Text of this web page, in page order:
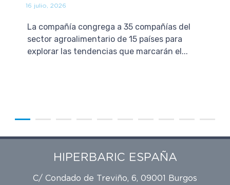
16 julio, 2026
La compañía congrega a 35 compañías del
sector agroalimentario de 15 países para
explorar las tendencias que marcarán el...
HIPERBARIC ESPAÑA
C/ Condado de Treviño, 6, 09001 Burgos